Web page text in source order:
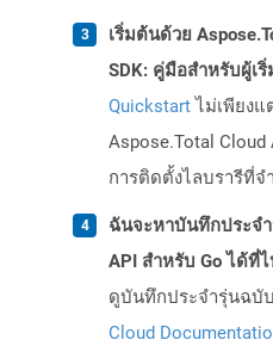
เริ่มต้นด้วย
SDK: คู่มือสำหรับผู้เ
Quickstartไม่เพียงแ
Aspose.Total
การติดตั้งไลบรารีที่จ
ฉันจะหาบันทึกประจำ
API สำหรับ Go ได้ที่
ดูบันทึกประจำรุ่นฉบั
Cloud